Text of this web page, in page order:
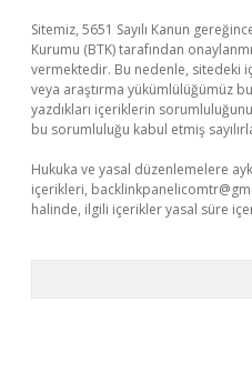
Sitemiz, 5651 Sayılı Kanun
Kurumu (BTK) tarafından
vermektedir. Bu nedenle, sitedeki
veya araştırma yükümlülüğümüz
yazdıkları içeriklerin
bu sorumluluğu kabul etmiş
Hukuka ve yasal düzenlemelere
içerikleri,
halinde, ilgili içerikler yasal süre